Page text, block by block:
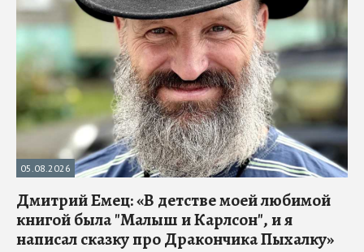
05.08.2026
Дмитрий Емец: «В детстве моей любимой
книгой была "Малыш и Карлсон", и я
написал сказку про Дракончика Пыхалку»